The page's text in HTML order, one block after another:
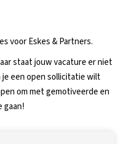
voor Eskes & Partners.
staat jouw vacature er niet
een open sollicitatie wilt
om met gemotiveerde en
gaan!